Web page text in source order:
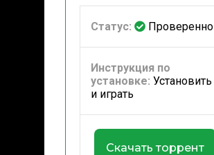
Статус: Проверенно
Инструкция по
установке: Установить
и играть
Скачать торрент